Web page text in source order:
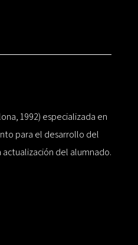
1992) especializada en
para el desarrollo del
del alumnado.